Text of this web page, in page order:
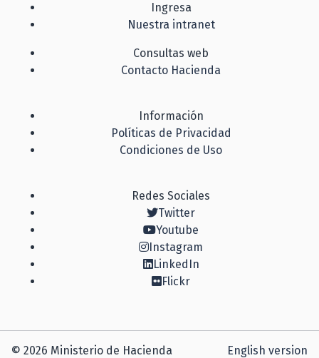
Ingresa
Nuestra intranet
Consultas web
Contacto Hacienda
Información
Políticas de Privacidad
Condiciones de Uso
Redes Sociales
Twitter
Youtube
Instagram
LinkedIn
Flickr
© 2026 Ministerio de Hacienda English version